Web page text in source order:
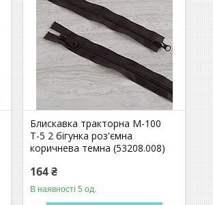
Блискавка тракторна М-100
Т-5 2 бігунка роз'ємна
коричнева темна (53208.008)
164 ₴
В наявності 5 од.